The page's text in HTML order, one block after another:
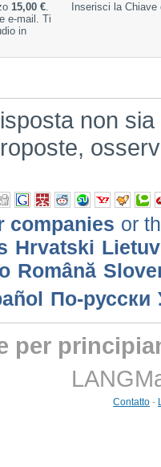
15,00 €.
e-mail. Ti
in
Inserisci la
non
companies or
Hrvatski
Română
По-русски
per
Contatto -